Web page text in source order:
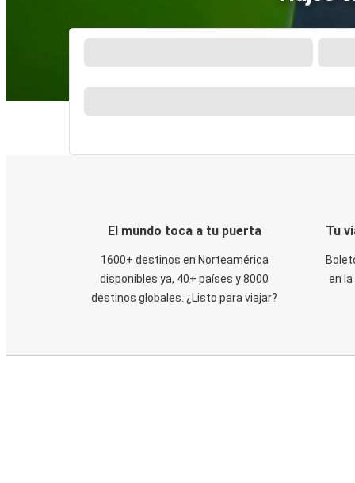
El mundo toca a tu puerta
1600+ destinos en Norteamérica
disponibles ya, 40+ países y 8000
destinos globales. ¿Listo para viajar?
Tu
en la